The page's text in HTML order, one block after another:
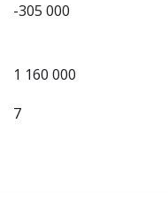
-305 000
1 160 000
7